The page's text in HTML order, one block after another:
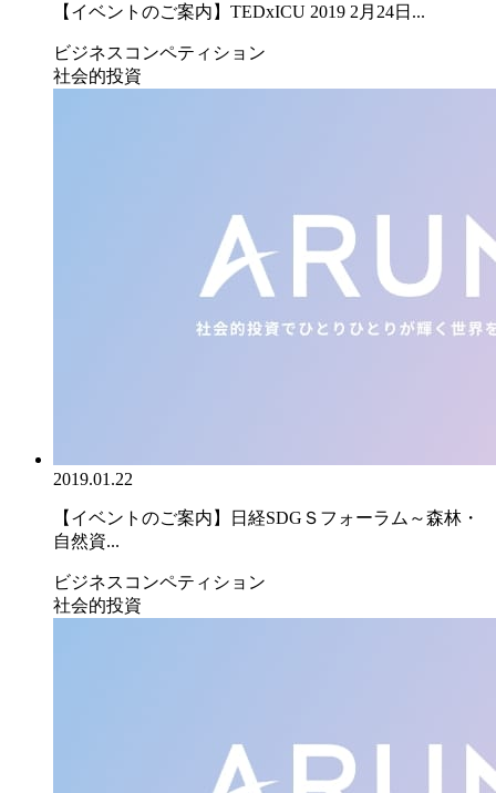
【イベントのご案内】TEDxICU 2019 2月24日...
ビジネスコンペティション
社会的投資
2019.01.22
【イベントのご案内】日経SDGＳフォーラム～森林・
自然資...
ビジネスコンペティション
社会的投資